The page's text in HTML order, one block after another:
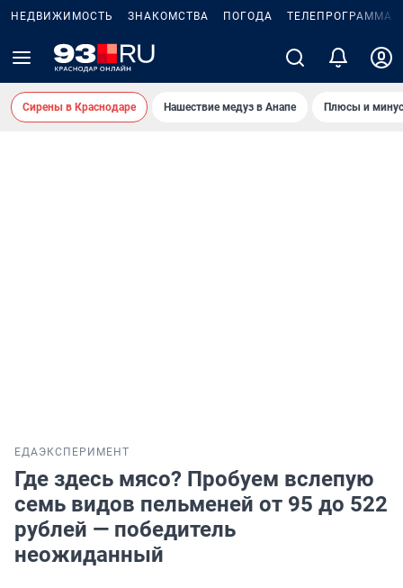
НЕДВИЖИМОСТЬ ЗНАКОМСТВА ПОГОДА ТЕЛЕПРОГРАММА
Сирены в Краснодаре Нашествие медуз в Анапе Плюсы и
ЕДАЭКСПЕРИМЕНТ
Где здесь мясо? Пробуем вслепую
семь видов пельменей от 95 до 522
рублей — победитель
неожиданный